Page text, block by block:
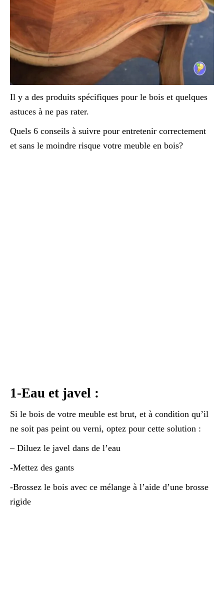
Il y a des produits spécifiques pour le bois et quelques
astuces à ne pas rater.
Quels 6 conseils à suivre pour entretenir correctement
et sans le moindre risque votre meuble en bois?
1-Eau et javel :
Si le bois de votre meuble est brut, et à condition qu’il
ne soit pas peint ou verni, optez pour cette solution :
– Diluez le javel dans de l’eau
-Mettez des gants
-Brossez le bois avec ce mélange à l’aide d’une brosse
rigide